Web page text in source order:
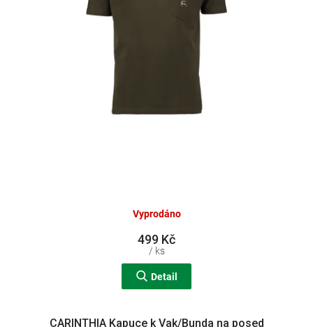
Vyprodáno
499 Kč
/ ks
Detail
CARINTHIA Kapuce k Vak/Bunda na posed